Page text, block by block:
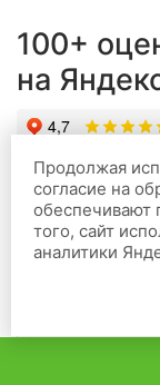
100+
на
1 октября
Все просто
Продолжая
согласие на
обеспечивают
того, сайт
аналитики